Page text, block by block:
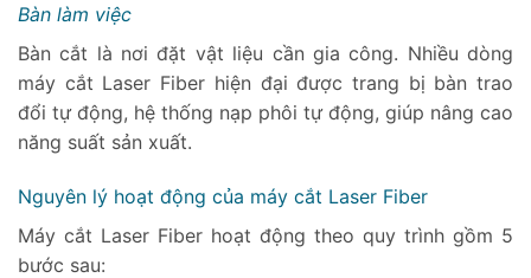
Bàn làm việc
Bàn cắt là nơi đặt vật liệu cần gia công. Nhiều dòng
máy cắt Laser Fiber hiện đại được trang bị bàn trao
đổi tự động, hệ thống nạp phôi tự động, giúp nâng cao
năng suất sản xuất.
Nguyên lý hoạt động của máy cắt Laser Fiber
Máy cắt Laser Fiber hoạt động theo quy trình gồm 5
bước sau: